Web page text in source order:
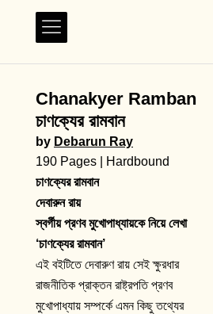
Chanakyer Ramban
চাণক্যের রামবান
by Debarun Ray
190 Pages | Hardbound
চাণক্যের রামবান
দেবারুন রায়
স্বর্গীয় প্রণব মুখোপাধ্যায়কে নিয়ে লেখা
‘চাণক্যের রামবান’
এই বইটিতে দেবারুণ রায় সেই ক্ষুরধার
রাজনীতিক প্রাক্তন রাষ্ট্রপতি প্রণব
মুখোপাধ্যায় সম্পর্কে এমন কিছু তথ্যের